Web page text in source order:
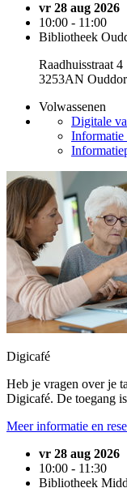
vr 28 aug 2026
10:00 - 11:00
Bibliotheek
Raadhuisstraat 4
3253AN
Volwassenen
Digitale
Digicafé
Heb je vragen over je
Digicafé. De toegang
Meer informatie en
vr 28 aug 2026
10:00 - 11:30
Bibliotheek